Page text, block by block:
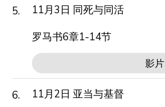
5.
11月3日 同死与同活
罗马书6章1-14节
影片
6.
11月2日 亚当与基督